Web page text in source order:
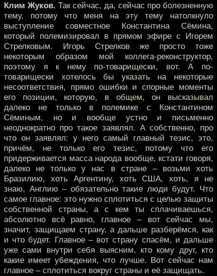
Клим Жуков. Так сейчас, да, сейчас про болезненную
тему, потому что меня на эту тему натолкнуло
выступление совместное Константина Сёмина,
который полемизировал в прямом эфире с Игорем
Стрелковым. Игорь Стрелков же просто тоже
некоторым образом мой коллега-реконструктор,
поэтому я к нему по-товарищески, вот. А по-
товарищески хотелось бы указать на некоторые
несоответствия, прямо ошибки и спорные моменты
его позиции, которую, в общем, он высказывал
далеко не только в полемике с Константином
Сёминым, но и вообще устно и письменно
неоднократно про такое заявлял. А собственно, про
что он заявлял: у него самый главный тезис, это,
причём, не только его тезис, потому что его
придерживается масса народа вообще, кстати говоря,
далеко не только у нас в стране – возьми хоть
Бразилию, хоть Аргентину, хоть США, хоть, я не
знаю, Англию – обязательно такие люди будут. Что
самое главное: это нужно сплотиться с целью защиты
собственной страны, а с кем ты сплачиваешься,
абсолютно всё равно, главное – вот сейчас мы,
значит, защищаем страну, а дальше разберёмся, как
и что будет. Главное – вот страну спасём, и дальше
уже сами внутри себя выясним, кто кому друг, кто
какие имеет убеждения, что лучше. Вот сейчас нам
главное – сплотиться вокруг страны и её защищать.